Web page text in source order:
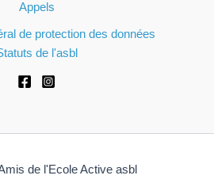
Appels
de protection des données
de l'asbl
de l'Ecole Active asbl